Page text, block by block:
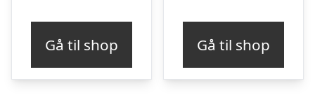
var:
kr. 99,00.kr. 59,00.
Gå til shop Gå til shop